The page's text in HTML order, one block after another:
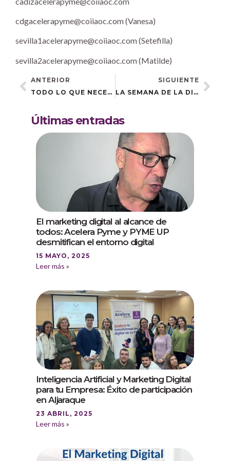
cdgacelerapyme@coiiaoc.com (Vanesa)
sevilla1acelerapyme@coiiaoc.com (Setefilla)
sevilla2acelerapyme@coiiaoc.com (Matilde)
ANTERIOR
TODO LO QUE NECESITAS SABER SOBRE LA FACTURA ELECTRÓNICA: ASÍ FUE LA JORNADA EN COLABORACIÓN CON EL CADE DE HUELVA
SIGUIENTE
LA SEMANA DE LA DIGITALIZACIÓN LLEGA A CASARES: PON A PUNTO LAS REDES SOCIALES PARA TU NEGOCIO EN 2025
Últimas entradas
El marketing digital al alcance de
todos: Acelera Pyme y PYME UP
desmitifican el entorno digital
15 MAYO, 2025
Leer más »
Inteligencia Artificial y Marketing Digital
para tu Empresa: Éxito de participación
en Aljaraque
23 ABRIL, 2025
Leer más »